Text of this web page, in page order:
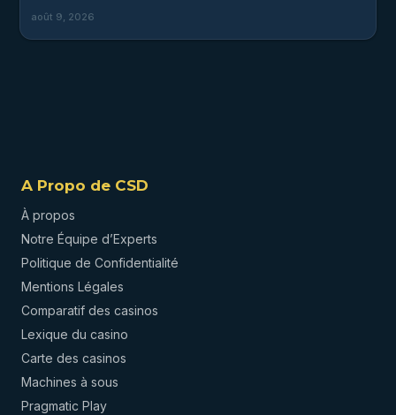
août 9, 2026
A Propo de CSD
À propos
Notre Équipe d’Experts
Politique de Confidentialité
Mentions Légales
Comparatif des casinos
Lexique du casino
Carte des casinos
Machines à sous
Pragmatic Play